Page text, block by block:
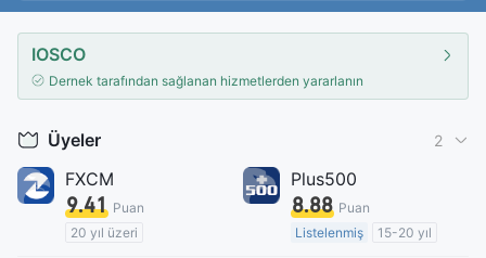
IOSCO
Dernek tarafından sağlanan hizmetlerden yararlanın
Üyeler 2
FXCM
9.41 Puan
20 yıl üzeri
Plus500
8.88 Puan
Listelenmiş
15-20 yıl